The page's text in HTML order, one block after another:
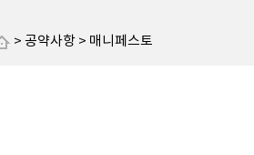
> 공약사항 > 매니페스토